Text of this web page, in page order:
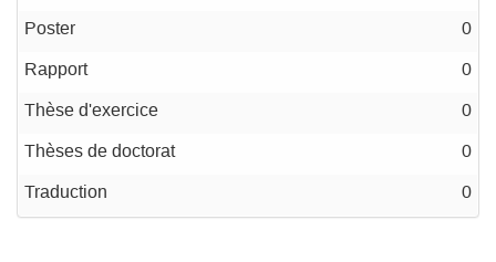
Poster 0
Rapport 0
Thèse d'exercice 0
Thèses de doctorat 0
Traduction 0